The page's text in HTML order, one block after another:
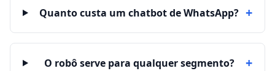
Quanto custa um chatbot de WhatsApp? +
O robô serve para qualquer segmento? +